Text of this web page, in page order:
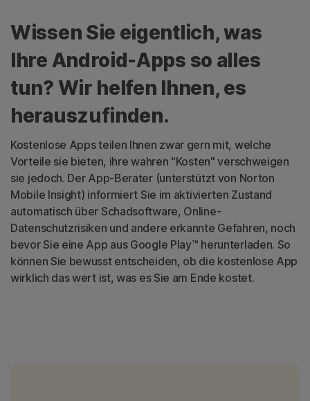
Wissen Sie eigentlich, was
Ihre Android-Apps so alles
tun? Wir helfen Ihnen, es
herauszufinden.
Kostenlose Apps teilen Ihnen zwar gern mit, welche
Vorteile sie bieten, ihre wahren "Kosten" verschweigen
sie jedoch. Der App-Berater (unterstützt von Norton
Mobile Insight) informiert Sie im aktivierten Zustand
automatisch über Schadsoftware, Online-
Datenschutzrisiken und andere erkannte Gefahren, noch
bevor Sie eine App aus Google Play™ herunterladen. So
können Sie bewusst entscheiden, ob die kostenlose App
wirklich das wert ist, was es Sie am Ende kostet.